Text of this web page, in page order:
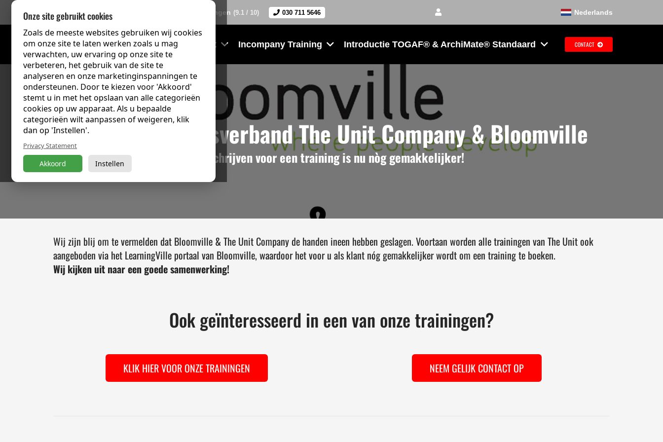
756 Beoordelingen (9.1 / 10) 030 711 5646 Nederlands
Trainingsoverzicht Incompany Training Introductie TOGAF® & ArchiMate® Standaard CONTACT
Samenwerkingsverband The Unit Company & Bloomville
Inschrijven voor een training is nu nòg gemakkelijker!
Wij zijn blij om te vermelden dat Bloomville & The Unit Company de handen ineen hebben geslagen. Voortaan worden alle trainingen van The Unit ook
aangeboden via het LearningVille portaal van Bloomville, waardoor het voor u als klant nóg gemakkelijker wordt om een training te boeken.
Wij kijken uit naar een goede samenwerking!
Ook geïnteresseerd in een van onze trainingen?
KLIK HIER VOOR ONZE TRAININGEN NEEM GELIJK CONTACT OP
Onze site gebruikt cookies
Zoals de meeste websites gebruiken wij cookies
om onze site te laten werken zoals u mag
verwachten, uw ervaring op onze site te
verbeteren, het gebruik van de site te
analyseren en onze marketinginspanningen te
ondersteunen. Door te kiezen voor 'Akkoord'
stemt u in met het opslaan van alle categorieën
cookies op uw apparaat. Als u bepaalde
categorieën wilt aanpassen of weigeren, klik
dan op 'Instellen'.
Privacy Statement
Akkoord Instellen